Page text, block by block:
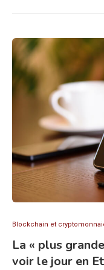
Blockchain et
La « plus
voir le jour en